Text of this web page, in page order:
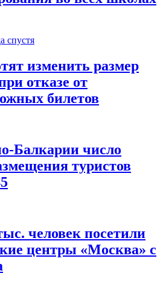
спустя
изменить размер
отказе от
билетов
Балкарии число
туристов
человек посетили
центры «Москва» с